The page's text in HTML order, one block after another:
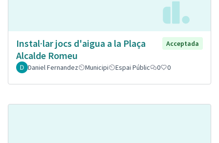
Instal·lar jocs d'aigua a la Plaça
Alcalde Romeu
Acceptada
Daniel Fernandez Municipi Espai Públic 0 0